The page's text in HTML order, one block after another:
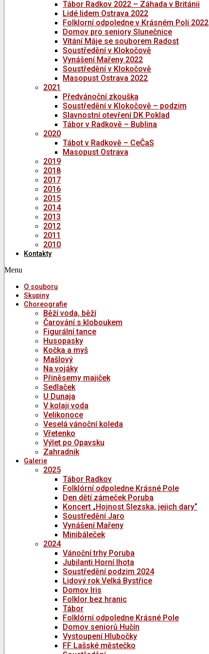
Tábor Radkov 2022 – Záhada v Británii
Lidé lidem Ostrava 2022
Folklorní odpoledne v Krásném Poli 2022
Domov pro seniory Slunečnice
Vítání Máje se souborem Radost
Soustředění v Klokočově
Vynášení Mařeny 2022
Soustředění v Klokočově
Masopust Ostrava 2022
2021
Předvánoční zkouška
Soustředění v Klokočově – podzim
Slavnostní otevření DK Poklad
Tábor v Radkově – Bublina
2020
Tábot v Radkově – CeČaS
Masopust Ostrava
2019
2018
2017
2016
2015
2014
2013
2012
2011
2010
Kontakty
Menu
O souboru
Skupiny
Choreografie
Běží voda, běží
Čarování s kloboukem
Figurální tance
Husopasky
Kočka a myš
Mašlový
Na vojáky
Přiněsemy majiček
Sedlaček
U Dunaja
V kolaji voda
Velikonoce
Veselá vánoční koleda
Vřetenko
Výlet po Opavsku
Zahradnik
Galerie
2025
Tábor Radkov
Folklórní odpoledne Krásné Pole
Den dětí zámeček Poruba
Koncert „Hojnost Slezska, jejich dary“
Soustředění Jaro
Vynášení Mařeny
Minibáleček
2024
Vánoční trhy Poruba
Jubilanti Horní lhota
Soustředění podzim 2024
Lidový rok Velká Bystřice
Domov Iris
Folklor bez hranic
Tábor
Folklórní odpoledne Krásné Pole
Domov seniorů Hučín
Vystoupení Hlubočky
FF Lašské městečko